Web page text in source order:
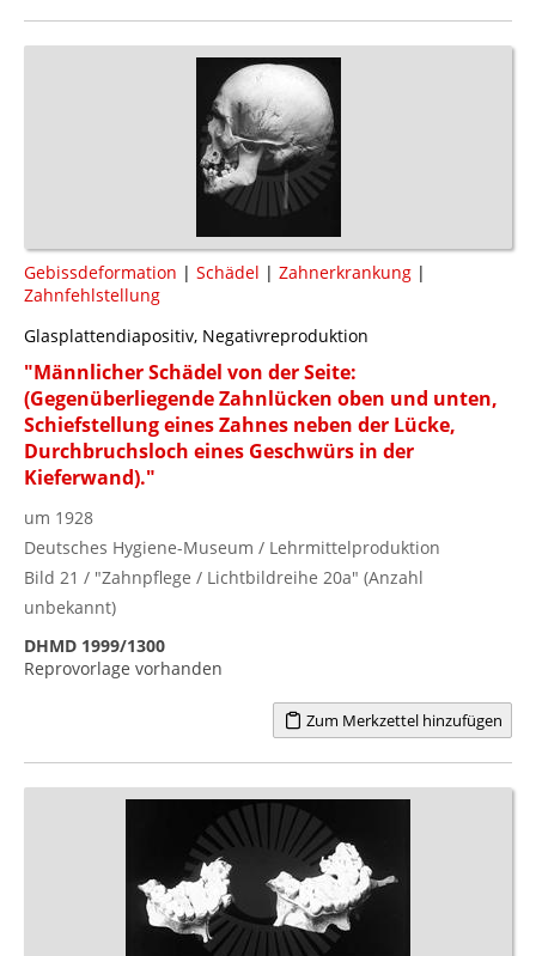
Gebissdeformation | Schädel | Zahnerkrankung |
Zahnfehlstellung
Glasplattendiapositiv, Negativreproduktion
"Männlicher Schädel von der Seite:
(Gegenüberliegende Zahnlücken oben und unten,
Schiefstellung eines Zahnes neben der Lücke,
Durchbruchsloch eines Geschwürs in der
Kieferwand)."
um 1928
Deutsches Hygiene-Museum / Lehrmittelproduktion
Bild 21 / "Zahnpflege / Lichtbildreihe 20a" (Anzahl
unbekannt)
DHMD 1999/1300
Reprovorlage vorhanden
Zum Merkzettel hinzufügen